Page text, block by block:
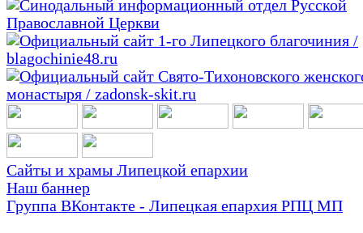
Сайты и храмы Липецкой епархии
Наш баннер
Группа ВКонтакте - Липецкая епархия РПЦ МП